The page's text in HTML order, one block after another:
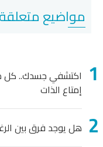
مواضيع متعلقة
اكتشفي جسدك.. كل
إمتاع الذات
هل يوجد فرق بين